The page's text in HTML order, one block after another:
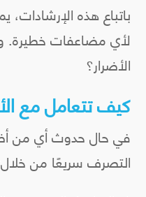
باتباع هذه
لأي مضاعفات خطيرة.
الأضرار؟
كيف تتعامل مع
في حال حدوث أي من
التصرف سريعًا من